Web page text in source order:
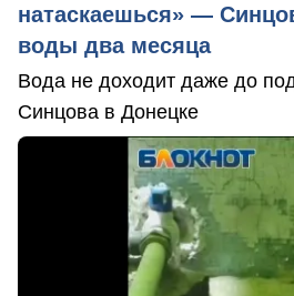
натаскаешься» —
воды два месяца
Вода не доходит даже до
Синцова в Донецке